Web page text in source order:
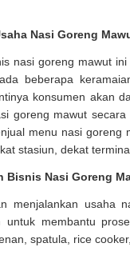
Nasi Goreng
nasi goreng mawut
beberapa
konsumen akan
goreng mawut
menu nasi goreng
stasiun, dekat
Bisnis Nasi Goreng
menjalankan usaha
untuk membantu
spatula, rice